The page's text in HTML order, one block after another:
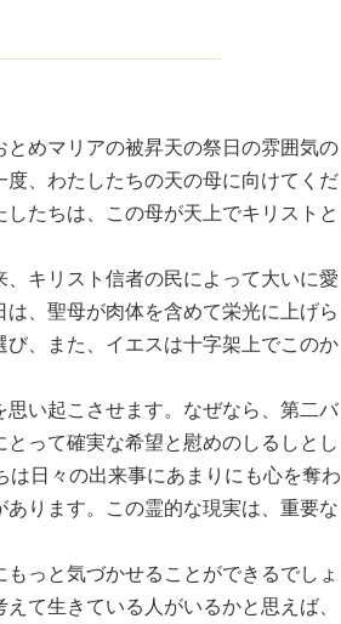
めマリアの被昇天の祭日の雰囲気の
、わたしたちの天の母に向けてくだ
たちは、この母が天上でキリストと
キリスト信者の民によって大いに愛
、聖母が肉体を含めて栄光に上げら
、また、イエスは十字架上でこのか
い起こさせます。なぜなら、第二バ
って確実な希望と慰めのしるしとし
日々の出来事にあまりにも心を奪わ
ります。この霊的な現実は、重要な
っと気づかせることができるでしょ
て生きている人がいるかと思えば、